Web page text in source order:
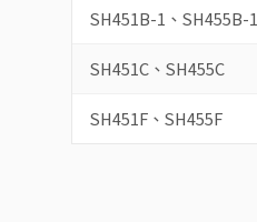
SH451B-1、SH455B-1
SH451C、SH455C
SH451F、SH455F